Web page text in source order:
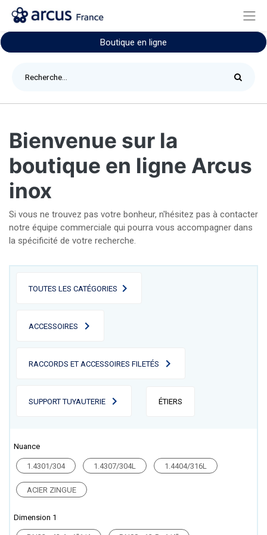
Boutique en ligne
Bienvenue sur la
boutique en ligne Arcus
inox
Si vous ne trouvez pas votre bonheur, n'hésitez pas à contacter
notre équipe commerciale qui pourra vous accompagner dans
la spécificité de votre recherche.
TOUTES LES CATÉGORIES
ACCESSOIRES
RACCORDS ET ACCESSOIRES FILETÉS
SUPPORT TUYAUTERIE ÉTIERS
Nuance
1.4301/304 1.4307/304L 1.4404/316L
ACIER ZINGUE
Dimension 1